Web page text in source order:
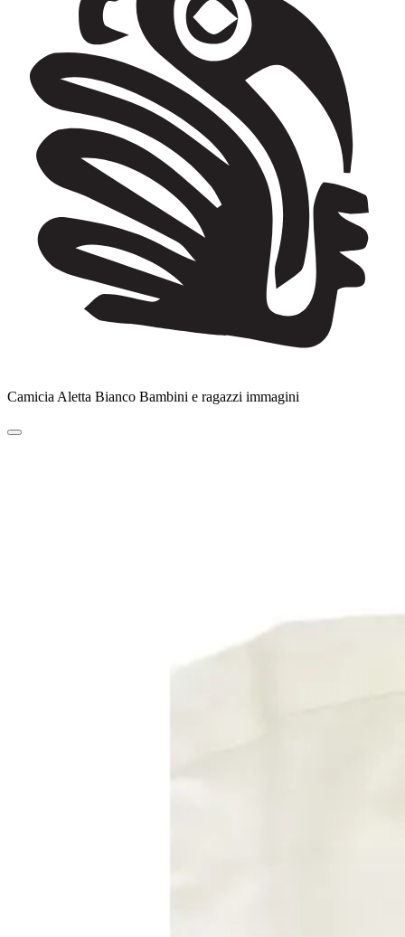
Camicia Aletta Bianco Bambini e ragazzi immagini